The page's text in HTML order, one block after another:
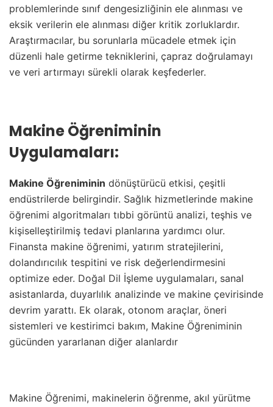
problemlerinde sınıf dengesizliğinin ele alınması ve
eksik verilerin ele alınması diğer kritik zorluklardır.
Araştırmacılar, bu sorunlarla mücadele etmek için
düzenli hale getirme tekniklerini, çapraz doğrulamayı
ve veri artırmayı sürekli olarak keşfederler.
Makine Öğreniminin
Uygulamaları:
Makine Öğreniminin dönüştürücü etkisi, çeşitli
endüstrilerde belirgindir. Sağlık hizmetlerinde makine
öğrenimi algoritmaları tıbbi görüntü analizi, teşhis ve
kişiselleştirilmiş tedavi planlarına yardımcı olur.
Finansta makine öğrenimi, yatırım stratejilerini,
dolandırıcılık tespitini ve risk değerlendirmesini
optimize eder. Doğal Dil İşleme uygulamaları, sanal
asistanlarda, duyarlılık analizinde ve makine çevirisinde
devrim yarattı. Ek olarak, otonom araçlar, öneri
sistemleri ve kestirimci bakım, Makine Öğreniminin
gücünden yararlanan diğer alanlardır
Makine Öğrenimi, makinelerin öğrenme, akıl yürütme